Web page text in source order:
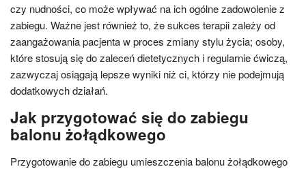
czy nudności, co może wpływać na ich ogólne zadowolenie z
zabiegu. Ważne jest również to, że sukces terapii zależy od
zaangażowania pacjenta w proces zmiany stylu życia; osoby,
które stosują się do zaleceń dietetycznych i regularnie ćwiczą,
zazwyczaj osiągają lepsze wyniki niż ci, którzy nie podejmują
dodatkowych działań.
Jak przygotować się do zabiegu
balonu żołądkowego
Przygotowanie do zabiegu umieszczenia balonu żołądkowego